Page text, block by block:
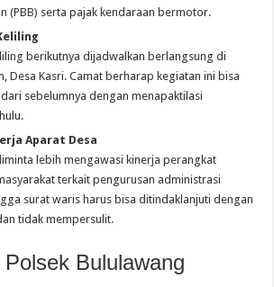
(PBB) serta pajak kendaraan bermotor.
berikutnya dijadwalkan berlangsung di
Desa Kasri. Camat berharap kegiatan ini bisa
sebelumnya dengan menapaktilasi
Aparat Desa
lebih mengawasi kinerja perangkat
terkait pengurusan administrasi
surat waris harus bisa ditindaklanjuti dengan
tidak mempersulit.
Bululawang